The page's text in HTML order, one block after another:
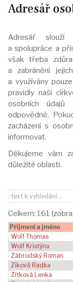
Adresář
Adresář slouží
a spolupráce a
však třeba
a zabránění
a využívány
pravidly naší
osobních údajů
odpovědně.
zacházení s
informovat.
Děkujeme vám
důležité oblasti.
Celkem: 161
Příjmení a jméno
Wolf Thomas
Wolf Kristýna
Zábrodský Roman
Ziková Radka
Zítková Lenka